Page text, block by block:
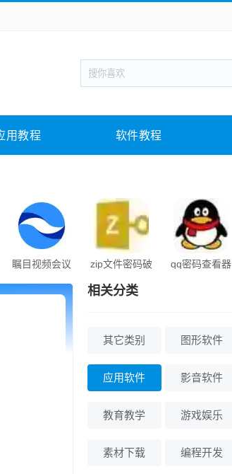
新闻阅读 旅游出行
回合网游 战棋游戏
载 教育教学 游戏娱乐
用教程 软件教程
瞩目视频会议
zip文件密码破
qq密码查看器
相关分类
其它类别 图形软件
应用软件 影音软件
教育教学 游戏娱乐
素材下载 编程开发